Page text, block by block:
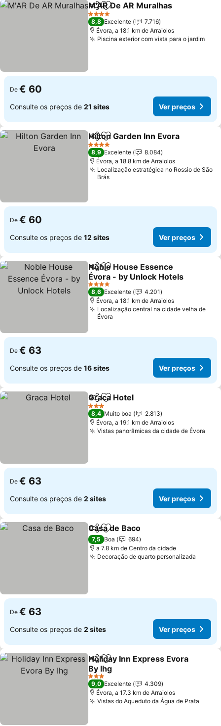
PartilharAdicionar aos favoritos
M'AR De AR Muralhas
4 Estrelas
8,8 Excelente
7.716
Évora, a 18.1 km de Arraiolos
Piscina exterior com vista para o jardim
De € 60
Consulte os preços de 21 sites Ver preços
PartilharAdicionar aos favoritos
Hilton Garden Inn Evora
4 Estrelas
8,9 Excelente
8.084
Évora, a 18.8 km de Arraiolos
Localização estratégica no Rossio de São
Brás
De € 60
Consulte os preços de 12 sites Ver preços
PartilharAdicionar aos favoritos
Noble House Essence
Évora - by Unlock Hotels
4 Estrelas
8,6 Excelente
4.201
Évora, a 18.1 km de Arraiolos
Localização central na cidade velha de
Évora
De € 63
Consulte os preços de 16 sites Ver preços
PartilharAdicionar aos favoritos
Graca Hotel
3 Estrelas
8,4 Muito boa
2.813
Évora, a 19.1 km de Arraiolos
Vistas panorâmicas da cidade de Évora
De € 63
Consulte os preços de 2 sites Ver preços
PartilharAdicionar aos favoritos
Casa de Baco
7,5 Boa
694
a 7.8 km de Centro da cidade
Decoração de quarto personalizada
De € 63
Consulte os preços de 2 sites Ver preços
PartilharAdicionar aos favoritos
Holiday Inn Express Evora
By Ihg
3 Estrelas
9,0 Excelente
4.309
Évora, a 17.3 km de Arraiolos
Vistas do Aqueduto da Água de Prata